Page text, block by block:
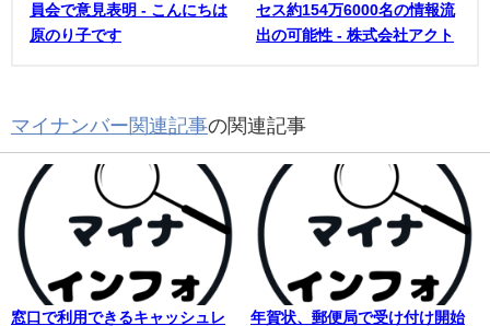
員会で意見表明 - こんにちは
原のり子です
セス約154万6000名の情報流
出の可能性 - 株式会社アクト
マイナンバー関連記事の関連記事
窓口で利用できるキャッシュレ
年賀状、郵便局で受け付け開始